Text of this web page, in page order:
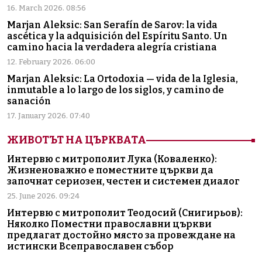
16. March 2026. 08:56
Marjan Aleksic: San Serafín de Sarov: la vida
ascética y la adquisición del Espíritu Santo. Un
camino hacia la verdadera alegría cristiana
12. February 2026. 06:00
Marjan Aleksic: La Ortodoxia — vida de la Iglesia,
inmutable a lo largo de los siglos, y camino de
sanación
17. January 2026. 07:40
ЖИВОТЪТ НА ЦЪРКВАТА
Интервю с митрополит Лука (Коваленко):
Жизненоважно е поместните църкви да
започнат сериозен, честен и системен диалог
25. June 2026. 09:24
Интервю с митрополит Теодосий (Снигирьов):
Няколко Поместни православни църкви
предлагат достойно място за провеждане на
истински Всеправославен събор